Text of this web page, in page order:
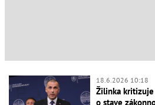
18.6.2026 10:18
Žilinka kritizuje
o stave